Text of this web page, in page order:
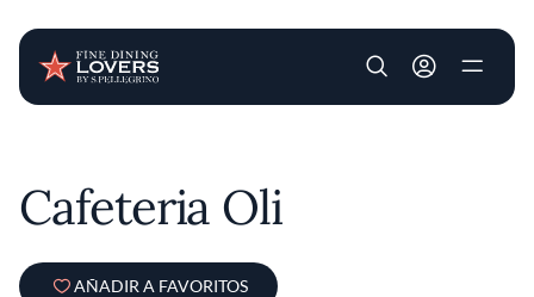
User account
Cafeteria Oli
AÑADIR A FAVORITOS